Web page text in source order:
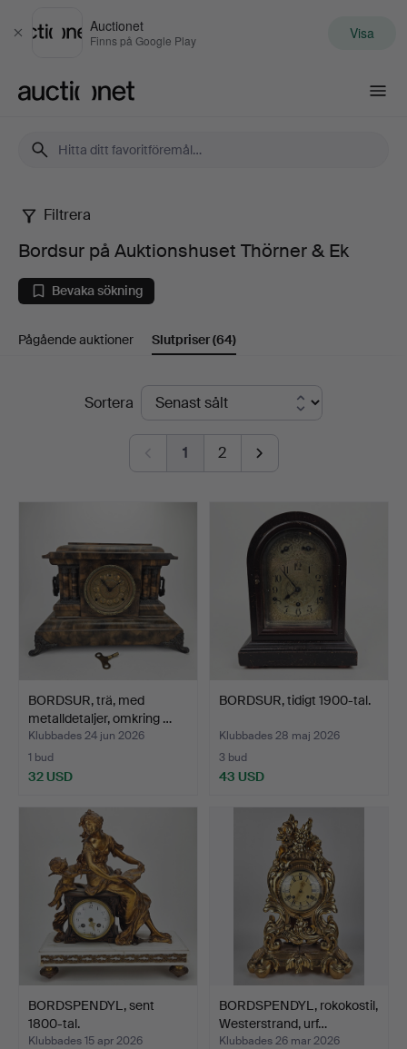
Stäng
Auctionet
Finns på Google Play Visa
Bordsur
på
Auktionshuset
Thörner
Filtrera
Bordsur på Auktionshuset Thörner & Ek
Bevaka sökning
Pågående auktioner Slutpriser(64)
SlutpriserSortera
1 2
BORDSUR, trä, med
metalldetaljer, omkring …
Klubbades 24 jun 2026
1 bud
32 USD
BORDSUR, tidigt 1900-tal.
Klubbades 28 maj 2026
3 bud
43 USD
BORDSPENDYL, sent
1800-tal.
Klubbades 15 apr 2026
BORDSPENDYL, rokokostil,
Westerstrand, urf…
Klubbades 26 mar 2026